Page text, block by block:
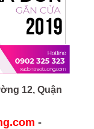
12, Quận
-